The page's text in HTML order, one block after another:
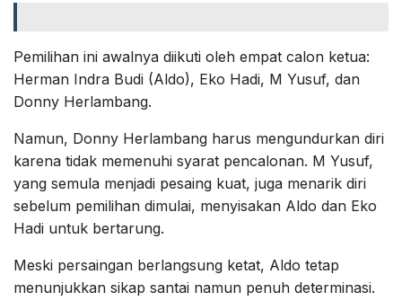
Pemilihan ini awalnya diikuti oleh empat calon ketua:
Herman Indra Budi (Aldo), Eko Hadi, M Yusuf, dan
Donny Herlambang.
Namun, Donny Herlambang harus mengundurkan diri
karena tidak memenuhi syarat pencalonan. M Yusuf,
yang semula menjadi pesaing kuat, juga menarik diri
sebelum pemilihan dimulai, menyisakan Aldo dan Eko
Hadi untuk bertarung.
Meski persaingan berlangsung ketat, Aldo tetap
menunjukkan sikap santai namun penuh determinasi.